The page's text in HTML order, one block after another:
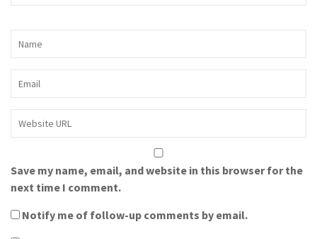
Save my name, email, and website in this browser for the
next time I comment.
Notify me of follow-up comments by email.